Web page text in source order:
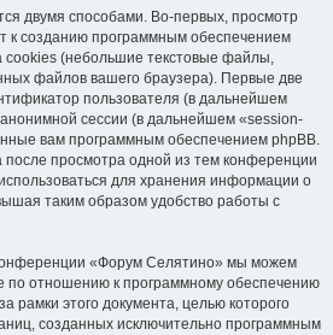
двумя способами. Во-первых, просмотр
к созданию программным обеспечением
cookies (небольшие текстовые файлы,
файлов вашего браузера). Первые две
пользователя (в дальнейшем
сессии (в дальнейшем «session-
вам программным обеспечением phpBB.
после просмотра одной из тем конференции
для хранения информации о
таким образом удобство работы с
«Форум Селятино» мы можем
по отношению к программному обеспечению
рамки этого документа, целью которого
созданных исключительно программным